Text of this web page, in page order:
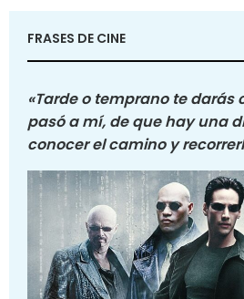
FRASES DE CINE
«Tarde o temprano te darás
pasó a mí, de que hay una
conocer el camino y